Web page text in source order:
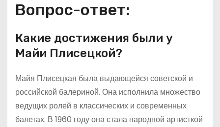
Вопрос-ответ:
Какие достижения были у
Майи Плисецкой?
Майя Плисецкая была выдающейся советской и
российской балериной. Она исполнила множество
ведущих ролей в классических и современных
балетах. В 1960 году она стала народной артисткой